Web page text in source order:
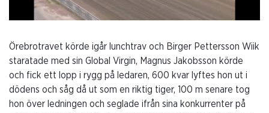
Örebrotravet körde igår lunchtrav och Birger Pettersson Wiik
staratade med sin Global Virgin, Magnus Jakobsson körde
och fick ett lopp i rygg på ledaren, 600 kvar lyftes hon ut i
dödens och såg då ut som en riktig tiger, 100 m senare tog
hon över ledningen och seglade ifrån sina konkurrenter på